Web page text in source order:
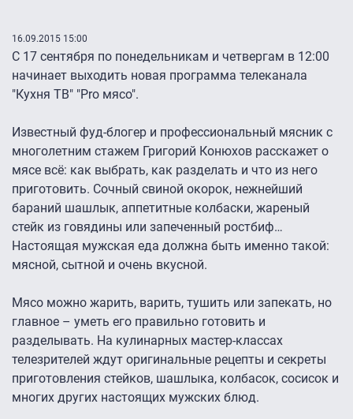
16.09.2015 15:00
С 17 сентября по понедельникам и четвергам в 12:00
начинает выходить новая программа телеканала
"Кухня ТВ" "Prо мясо".
Известный фуд-блогер и профессиональный мясник с
многолетним стажем Григорий Конюхов расскажет о
мясе всё: как выбрать, как разделать и что из него
приготовить. Сочный свиной окорок, нежнейший
бараний шашлык, аппетитные колбаски, жареный
стейк из говядины или запеченный ростбиф…
Настоящая мужская еда должна быть именно такой:
мясной, сытной и очень вкусной.
Мясо можно жарить, варить, тушить или запекать, но
главное – уметь его правильно готовить и
разделывать. На кулинарных мастер-классах
телезрителей ждут оригинальные рецепты и секреты
приготовления стейков, шашлыка, колбасок, сосисок и
многих других настоящих мужских блюд.